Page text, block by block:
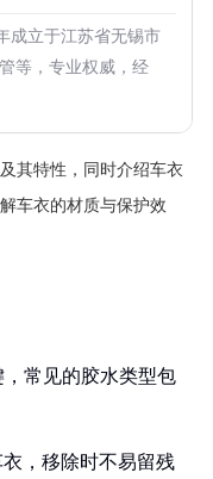
成立于江苏省无锡市
等，专业权威，经
其特性，同时介绍车衣
车衣的材质与保护效
常见的胶水类型包
，移除时不易留残